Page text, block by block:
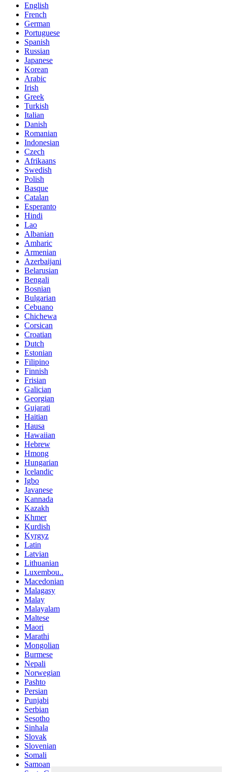
English
French
German
Portuguese
Spanish
Russian
Japanese
Korean
Arabic
Irish
Greek
Turkish
Italian
Danish
Romanian
Indonesian
Czech
Afrikaans
Swedish
Polish
Basque
Catalan
Esperanto
Hindi
Lao
Albanian
Amharic
Armenian
Azerbaijani
Belarusian
Bengali
Bosnian
Bulgarian
Cebuano
Chichewa
Corsican
Croatian
Dutch
Estonian
Filipino
Finnish
Frisian
Galician
Georgian
Gujarati
Haitian
Hausa
Hawaiian
Hebrew
Hmong
Hungarian
Icelandic
Igbo
Javanese
Kannada
Kazakh
Khmer
Kurdish
Kyrgyz
Latin
Latvian
Lithuanian
Luxembou..
Macedonian
Malagasy
Malay
Malayalam
Maltese
Maori
Marathi
Mongolian
Burmese
Nepali
Norwegian
Pashto
Persian
Punjabi
Serbian
Sesotho
Sinhala
Slovak
Slovenian
Somali
Samoan